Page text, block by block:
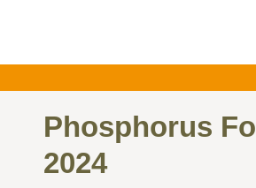
Phosphorus
2024